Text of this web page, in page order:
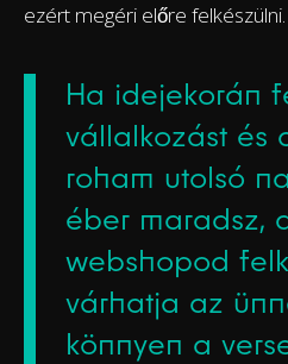
ezért megéri előre felkészülni.
Ha idejekorán
vállalkozást és
roham utolsó
éber maradsz,
webshopod
várhatja az
könnyen a